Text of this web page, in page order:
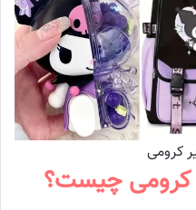
کرومی
کرومی چیست؟